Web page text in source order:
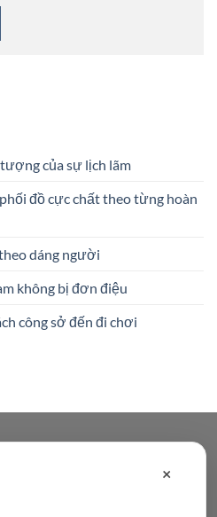
của sự lịch lãm
đồ cực chất theo từng hoàn
dáng người
không bị đơn điệu
công sở đến đi chơi
quốc
×